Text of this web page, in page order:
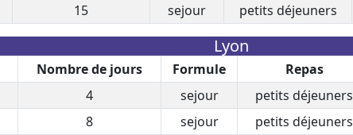
15 sejour petits déjeuners
Lyon
Nombre de jours Formule Repas
4 sejour petits déjeuners
8 sejour petits déjeuners